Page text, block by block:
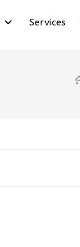
Services